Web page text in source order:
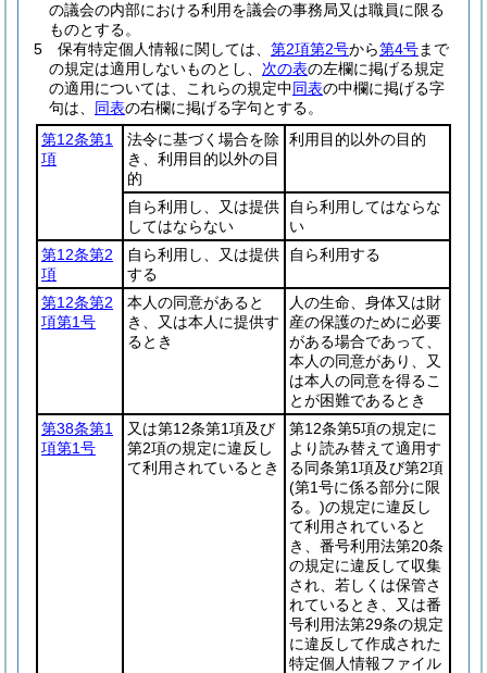
の議会の内部における利用を議会の事務局又は職員に限る
ものとする。
5
保有特定個人情報に関しては、 第2項第2号から第4号まで
の規定は適用しないものとし、 次の表の左欄に掲げる規定
の適用については、これらの規定中同表の中欄に掲げる字
句は、 同表の右欄に掲げる字句とする。
第12条第1
項
法令に基づく場合を除
き、利用目的以外の目
的
利用目的以外の目的
自ら利用し、又は提供
してはならない
自ら利用してはならな
い
第12条第2
項
自ら利用し、又は提供
する
自ら利用する
第12条第2
項第1号
本人の同意があると
き、又は本人に提供す
るとき
人の生命、身体又は財
産の保護のために必要
がある場合であって、
本人の同意があり、又
は本人の同意を得るこ
とが困難であるとき
第38条第1
項第1号
又は第12条第1項及び
第2項の規定に違反し
て利用されているとき
第12条第5項の規定に
より読み替えて適用す
る同条第1項及び第2項
(第1号に係る部分に限
る。)の規定に違反し
て利用されていると
き、番号利用法第20条
の規定に違反して収集
され、若しくは保管さ
れているとき、又は番
号利用法第29条の規定
に違反して作成された
特定個人情報ファイル